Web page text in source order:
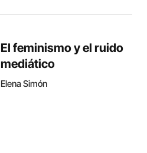
El feminismo y el ruido
mediático
Elena Simón